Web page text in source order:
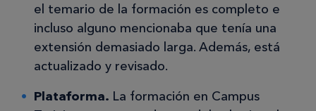
el temario de la formación es completo e
incluso alguno mencionaba que tenía una
extensión demasiado larga. Además, está
actualizado y revisado.
Plataforma. La formación en Campus